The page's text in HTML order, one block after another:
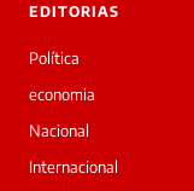
EDITORIAS
Política
economia
Nacional
Internacional